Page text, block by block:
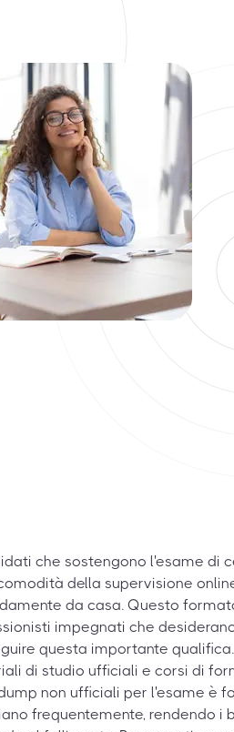
che sostengono l'esame di
della supervisione
da casa. Questo
impegnati che
questa importante
di studio ufficiali e corsi di
non ufficiali per l'esame è
frequentemente, rendendo i